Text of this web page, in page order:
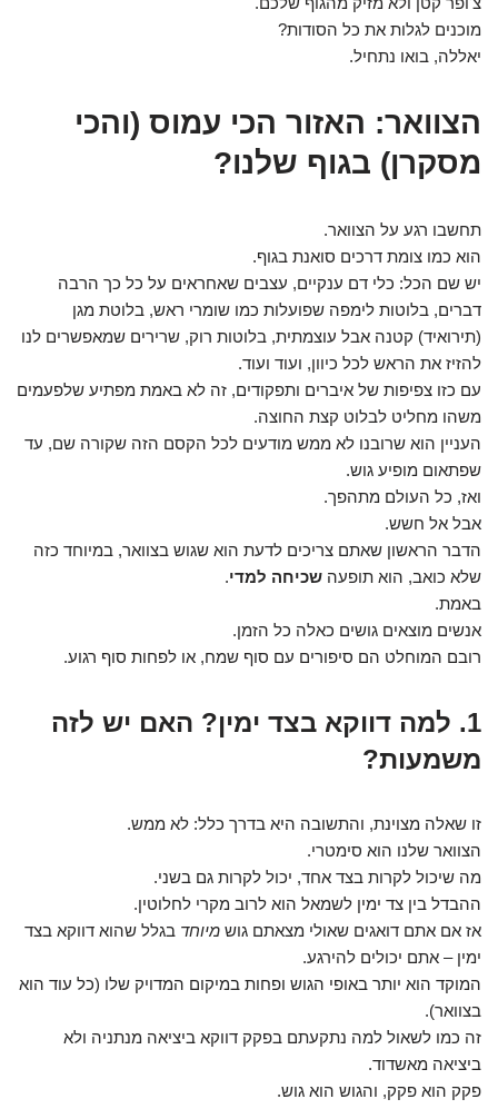
מוכנים לגלות את כל הסודות?
יאללה, בואו נתחיל.
הצוואר: האזור הכי עמוס (והכי
מסקרן) בגוף שלנו?
תחשבו רגע על הצוואר.
הוא כמו צומת דרכים סואנת בגוף.
יש שם הכל: כלי דם ענקיים, עצבים שאחראים על כל כך הרבה
דברים, בלוטות לימפה שפועלות כמו שומרי ראש, בלוטת מגן
(תירואיד) קטנה אבל עוצמתית, בלוטות רוק, שרירים שמאפשרים לנו
להזיז את הראש לכל כיוון, ועוד ועוד.
עם כזו צפיפות של איברים ותפקודים, זה לא באמת מפתיע שלפעמים
משהו מחליט לבלוט קצת החוצה.
העניין הוא שרובנו לא ממש מודעים לכל הקסם הזה שקורה שם, עד
שפתאום מופיע גוש.
ואז, כל העולם מתהפך.
אבל אל חשש.
הדבר הראשון שאתם צריכים לדעת הוא שגוש בצוואר, במיוחד כזה
שלא כואב, הוא תופעה שכיחה למדי.
באמת.
אנשים מוצאים גושים כאלה כל הזמן.
רובם המוחלט הם סיפורים עם סוף שמח, או לפחות סוף רגוע.
1. למה דווקא בצד ימין? האם יש לזה
משמעות?
זו שאלה מצוינת, והתשובה היא בדרך כלל: לא ממש.
הצוואר שלנו הוא סימטרי.
מה שיכול לקרות בצד אחד, יכול לקרות גם בשני.
ההבדל בין צד ימין לשמאל הוא לרוב מקרי לחלוטין.
אז אם אתם דואגים שאולי מצאתם גוש מיוחד בגלל שהוא דווקא בצד
ימין – אתם יכולים להירגע.
המוקד הוא יותר באופי הגוש ופחות במיקום המדויק שלו (כל עוד הוא
בצוואר).
זה כמו לשאול למה נתקעתם בפקק דווקא ביציאה מנתניה ולא
ביציאה מאשדוד.
פקק הוא פקק, והגוש הוא גוש.